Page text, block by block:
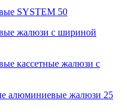
SYSTEM 50
жалюзи с шириной
кассетные жалюзи с
алюминиевые жалюзи 25